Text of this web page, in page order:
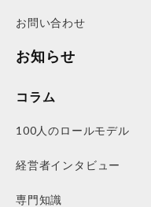
お問い合わせ
お知らせ
コラム
100人のロールモデル
経営者インタビュー
専門知識